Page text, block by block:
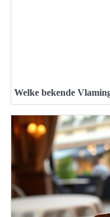
Welke bekende